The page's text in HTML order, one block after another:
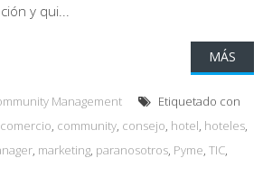
y qui...
MÁS
Management
Etiquetado con
comercio, community, consejo, hotel, hoteles,
, marketing, paranosotros, Pyme, TIC,